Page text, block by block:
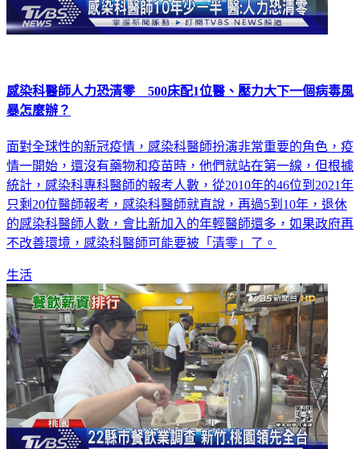
感染科醫師人力恐清零 500床配1位醫、壓力大下一個病毒風
暴怎麼辦？
面對全球性的新冠疫情，感染科醫師扮演非常重要的角色，疫
情一開始，還沒有藥物和疫苗時，他們就站在第一線，但根據
統計，感染科專科醫師的報考人數，從2010年的46位到2021年
只剩20位醫師報考，感染科醫師就直說，再過5到10年，退休
的感染科醫師人數，會比新加入的年輕醫師還多，如果政府再
不改善環境，感染科醫師可能要被「清零」了。
生活